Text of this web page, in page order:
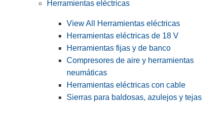
Herramientas eléctricas
View All Herramientas eléctricas
Herramientas eléctricas de 18 V
Herramientas fijas y de banco
Compresores de aire y herramientas
neumáticas
Herramientas eléctricas con cable
Sierras para baldosas, azulejos y tejas